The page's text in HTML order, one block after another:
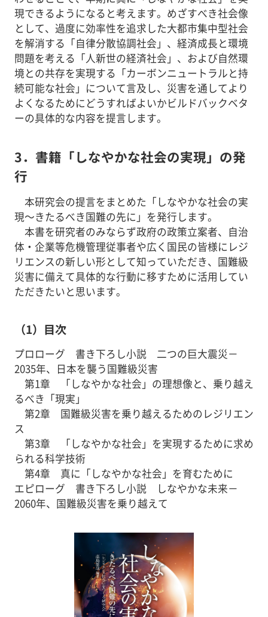
現できるようになると考えます。めざすべき社会像
として、過度に効率性を追求した大都市集中型社会
を解消する「自律分散協調社会」、経済成長と環境
問題を考える「人新世の経済社会」、および自然環
境との共存を実現する「カーボンニュートラルと持
続可能な社会」について言及し、災害を通してより
よくなるためにどうすればよいかビルドバックベタ
ーの具体的な内容を提言します。
3．書籍「しなやかな社会の実現」の発
行
本研究会の提言をまとめた「しなやかな社会の実
現～きたるべき国難の先に」を発行します。
本書を研究者のみならず政府の政策立案者、自治
体・企業等危機管理従事者や広く国民の皆様にレジ
リエンスの新しい形として知っていただき、国難級
災害に備えて具体的な行動に移すために活用してい
ただきたいと思います。
（1）目次
プロローグ 書き下ろし小説 二つの巨大震災－
2035年、日本を襲う国難級災害
第1章 「しなやかな社会」の理想像と、乗り越え
るべき「現実」
第2章 国難級災害を乗り越えるためのレジリエン
ス
第3章 「しなやかな社会」を実現するために求め
られる科学技術
第4章 真に「しなやかな社会」を育むために
エピローグ 書き下ろし小説 しなやかな未来－
2060年、国難級災害を乗り越えて